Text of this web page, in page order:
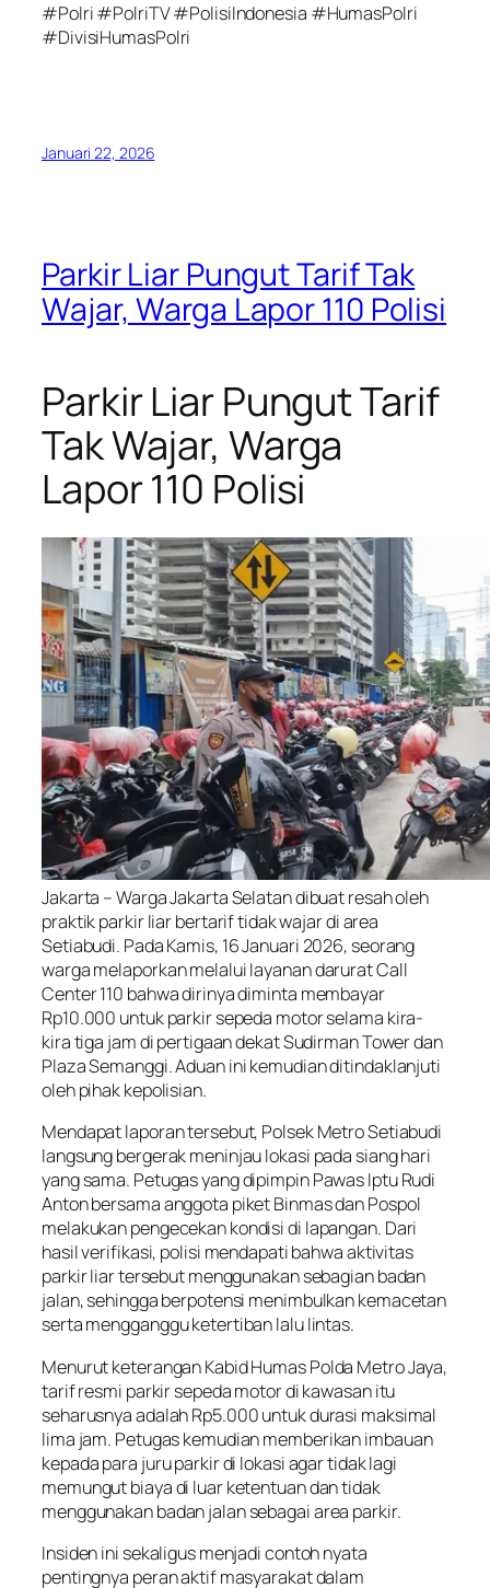
#Polri #PolriTV #PolisiIndonesia #HumasPolri
#DivisiHumasPolri
Januari 22, 2026
Parkir Liar Pungut Tarif Tak
Wajar, Warga Lapor 110 Polisi
Parkir Liar Pungut Tarif
Tak Wajar, Warga
Lapor 110 Polisi
Jakarta – Warga Jakarta Selatan dibuat resah oleh
praktik parkir liar bertarif tidak wajar di area
Setiabudi. Pada Kamis, 16 Januari 2026, seorang
warga melaporkan melalui layanan darurat Call
Center 110 bahwa dirinya diminta membayar
Rp10.000 untuk parkir sepeda motor selama kira-
kira tiga jam di pertigaan dekat Sudirman Tower dan
Plaza Semanggi. Aduan ini kemudian ditindaklanjuti
oleh pihak kepolisian.
Mendapat laporan tersebut, Polsek Metro Setiabudi
langsung bergerak meninjau lokasi pada siang hari
yang sama. Petugas yang dipimpin Pawas Iptu Rudi
Anton bersama anggota piket Binmas dan Pospol
melakukan pengecekan kondisi di lapangan. Dari
hasil verifikasi, polisi mendapati bahwa aktivitas
parkir liar tersebut menggunakan sebagian badan
jalan, sehingga berpotensi menimbulkan kemacetan
serta mengganggu ketertiban lalu lintas.
Menurut keterangan Kabid Humas Polda Metro Jaya,
tarif resmi parkir sepeda motor di kawasan itu
seharusnya adalah Rp5.000 untuk durasi maksimal
lima jam. Petugas kemudian memberikan imbauan
kepada para juru parkir di lokasi agar tidak lagi
memungut biaya di luar ketentuan dan tidak
menggunakan badan jalan sebagai area parkir.
Insiden ini sekaligus menjadi contoh nyata
pentingnya peran aktif masyarakat dalam